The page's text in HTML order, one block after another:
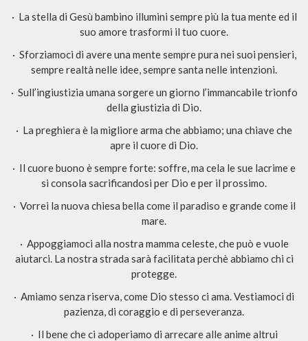
· La stella di Gesù bambino illumini sempre più la tua mente ed il
suo amore trasformi il tuo cuore.
· Sforziamoci di avere una mente sempre pura nei suoi pensieri,
sempre realtà nelle idee, sempre santa nelle intenzioni.
· Sull’ingiustizia umana sorgere un giorno l’immancabile trionfo
della giustizia di Dio.
· La preghiera è la migliore arma che abbiamo; una chiave che
apre il cuore di Dio.
· Il cuore buono è sempre forte: soffre, ma cela le sue lacrime e
si consola sacrificandosi per Dio e per il prossimo.
· Vorrei la nuova chiesa bella come il paradiso e grande come il
mare.
· Appoggiamoci alla nostra mamma celeste, che può e vuole
aiutarci. La nostra strada sarà facilitata perchè abbiamo chi ci
protegge.
· Amiamo senza riserva, come Dio stesso ci ama. Vestiamoci di
pazienza, di coraggio e di perseveranza.
· Il bene che ci adoperiamo di arrecare alle anime altrui